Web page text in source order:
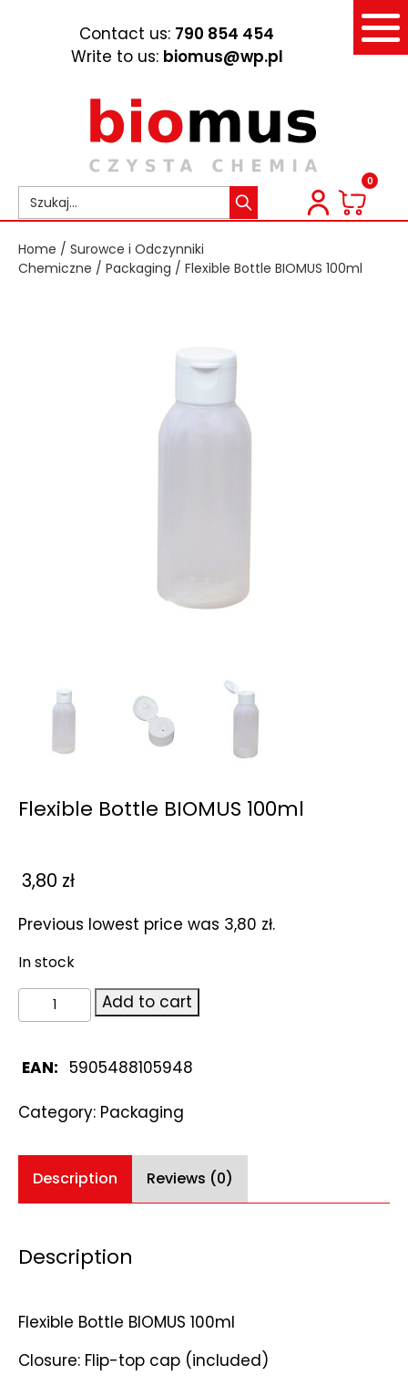
Contact us: 790 854 454
Write to us: biomus@wp.pl
0
Home / Surowce i Odczynniki
Chemiczne / Packaging / Flexible Bottle BIOMUS 100ml
Flexible Bottle BIOMUS 100ml
3,80 zł
Previous lowest price was 3,80 zł.
In stock
Flexible
Bottle
100ml
Add to cart
EAN: 5905488105948
Category: Packaging
Description Reviews (0)
Description
Flexible Bottle BIOMUS 100ml
Closure: Flip-top cap (included)